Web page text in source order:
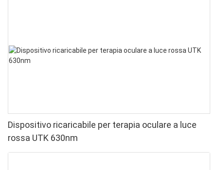
Dispositivo ricaricabile per terapia oculare a luce
rossa UTK 630nm